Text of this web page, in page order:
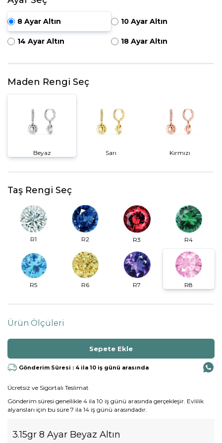
8 Ayar Altın 10 Ayar Altın
14 Ayar Altın 18 Ayar Altın
Maden Rengi Seç
Beyaz Sarı Kırmızı
Taş Rengi Seç
R1 R2 R3 R4
R5 R6 R7 R8
Ürün Ölçüleri
Gönderim Süresi : 4 ila 10 iş günü arasında
Ücretsiz ve Sigortalı Teslimat
Gönderim süresi genellikle 4 ila 10 iş günü arasında gerçekleşir. Evlilik
alyansları için bu süre 7 ila 14 iş günü arasındadır.
3.15gr 8 Ayar Beyaz Altın